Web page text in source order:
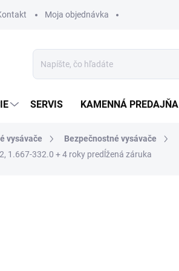
Moja objednávka
SERVIS KAMENNÁ PREDAJŇA
vysávače
Bezpečnostné vysávače
1.667-332.0 + 4 roky predĺžená záruka